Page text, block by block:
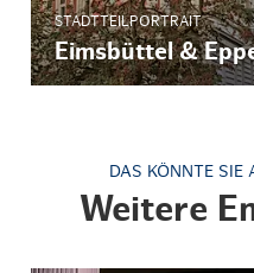
STADTTEILPORTRAIT
Eimsbüttel &
DAS KÖNNTE SIE
Weitere